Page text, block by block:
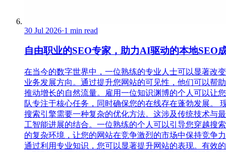
30 Jul 2026·1 min read
自由职业的SEO专家，助力AI驱动的本地SEO
在当今的数字世界中，一位熟练的专业人士可以显著改
业务发展方向。通过提升您网站的可见性，他们可以帮
推动增长的自然流量。雇用一位知识渊博的个人可以让
队专注于核心任务，同时确保您的在线存在蓬勃发展。
搜索引擎需要一种复杂的优化方法。这涉及传统技术与
工智能进展的结合。一位熟练的个人可以引导您穿越搜
的复杂环境，让您的网站在竞争激烈的市场中保持竞争
通过利用专业知识，您可以显著提升网站的表现。有效